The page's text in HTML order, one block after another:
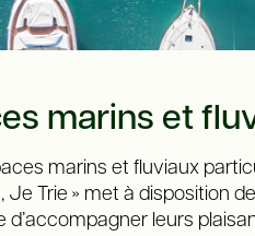
marins et
marins et fluviaux
Trie » met à disposition
leurs